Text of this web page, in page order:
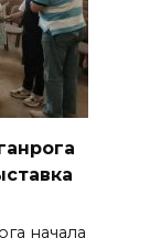
начала